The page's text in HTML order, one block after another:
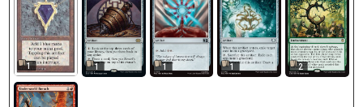
1 1 1 1 2